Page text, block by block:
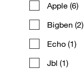
Apple (6)
Bigben (2)
Echo (1)
Jbl (1)